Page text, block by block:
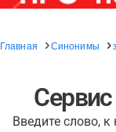
Главная Синонимы
Введите слово, к